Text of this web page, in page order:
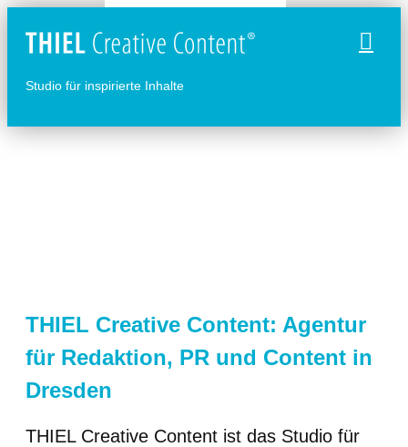
Studio für inspirierte Inhalte
THIEL Creative Content: Agentur
für Redaktion, PR und Content in
Dresden
THIEL Creative Content ist das Studio für